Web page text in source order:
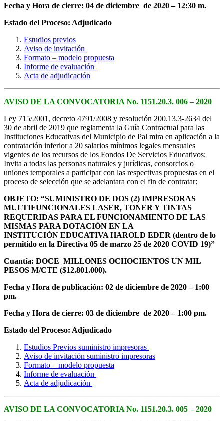
Fecha y Hora de cierre: 04 de diciembre de 2020 – 12:30 m.
Estado del Proceso: Adjudicado
Estudios previos
Aviso de invitación
Formato – modelo propuesta
Informe de evaluación
Acta de adjudicación
AVISO DE LA CONVOCATORIA No. 1151.20.3. 006 – 2020
Ley 715/2001, decreto 4791/2008 y resolución 200.13.3-2634 del
30 de abril de 2019 que reglamenta la Guía Contractual para las
Instituciones Educativas del Municipio de Pal mira en aplicación a la
contratación inferior a 20 salarios mínimos legales mensuales
vigentes de los recursos de los Fondos De Servicios Educativos;
Invita a todas las personas naturales y jurídicas, consorcios o
uniones temporales a participar con las respectivas propuestas en el
proceso de selección que se adelantara con el fin de contratar:
OBJETO: “SUMINISTRO DE DOS (2) IMPRESORAS
MULTIFUNCIONALES LASER, TONER Y TINTAS
REQUERIDAS PARA EL FUNCIONAMIENTO DE LAS
MISMAS PARA DOTACIÓN EN LA
INSTITUCIÓN EDUCATIVA HAROLD EDER (dentro de lo
permitido en la Directiva 05 de marzo 25 de 2020 COVID 19)”
Cuantía: DOCE MILLONES OCHOCIENTOS UN MIL
PESOS M/CTE ($12.801.000).
Fecha y Hora de publicación: 02 de diciembre de 2020 – 1:00
pm.
Fecha y Hora de cierre: 03 de diciembre de 2020 – 1:00 pm.
Estado del Proceso: Adjudicado
Estudios Previos suministro impresoras
Aviso de invitación suministro impresoras
Formato – modelo propuesta
Informe de evaluación
Acta de adjudicación
AVISO DE LA CONVOCATORIA No. 1151.20.3. 005 – 2020